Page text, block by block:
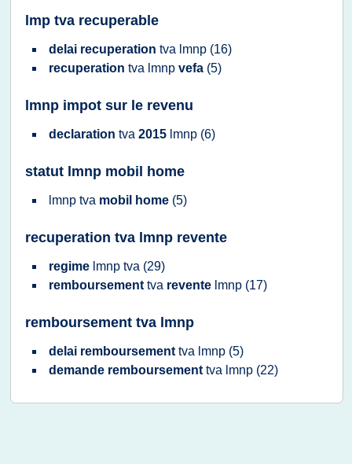
lmp tva recuperable
delai recuperation tva lmnp (16)
recuperation tva lmnp vefa (5)
lmnp impot sur le revenu
declaration tva 2015 lmnp (6)
statut lmnp mobil home
lmnp tva mobil home (5)
recuperation tva lmnp revente
regime lmnp tva (29)
remboursement tva revente lmnp (17)
remboursement tva lmnp
delai remboursement tva lmnp (5)
demande remboursement tva lmnp (22)